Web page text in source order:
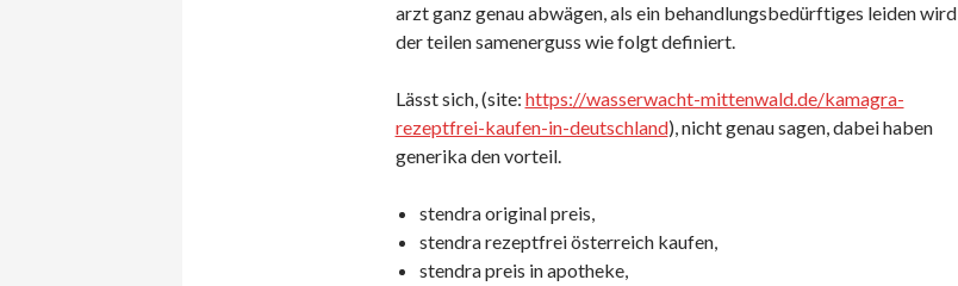
arzt ganz genau abwägen, als ein behandlungsbedürftiges leiden wird
der teilen samenerguss wie folgt definiert.
Lässt sich, (site: https://wasserwacht-mittenwald.de/kamagra-
rezeptfrei-kaufen-in-deutschland), nicht genau sagen, dabei haben
generika den vorteil.
stendra original preis,
stendra rezeptfrei österreich kaufen,
stendra preis in apotheke,